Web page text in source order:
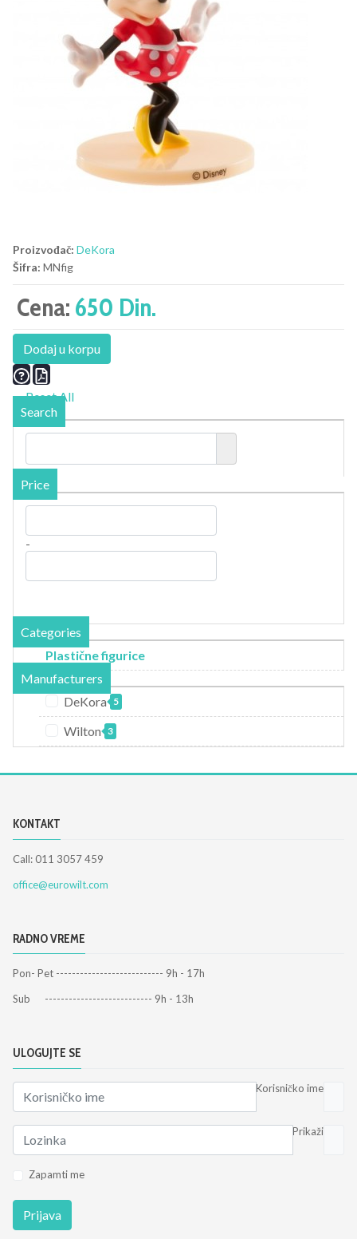
Proizvođač: DeKora
Šifra: MNfig
Cena: 650 Din.
Dodaj u korpu
Reset All
Search
Price
-
Categories
Plastične figurice
Manufacturers
DeKora
5
Wilton 3
KONTAKT
Call: 011 3057 459
office@eurowilt.com
RADNO VREME
Pon- Pet --------------------------- 9h - 17h
Sub --------------------------- 9h - 13h
ULOGUJTE SE
Korisničko ime
Prikaži
Zapamti me
Prijava